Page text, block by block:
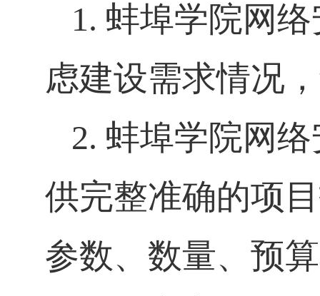
1. 蚌埠学院网
虑建设需求情况
2. 蚌埠学院网
供完整准确的项
参数、数量、预